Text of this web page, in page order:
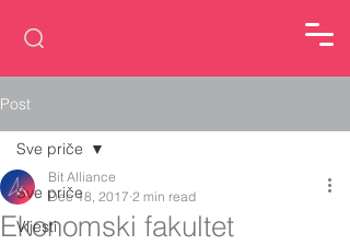
Post
Sve priče
Vijesti
Sve priče
Ekonomski fakultet
Bit Alliance
Dec 18, 2017 2 min read